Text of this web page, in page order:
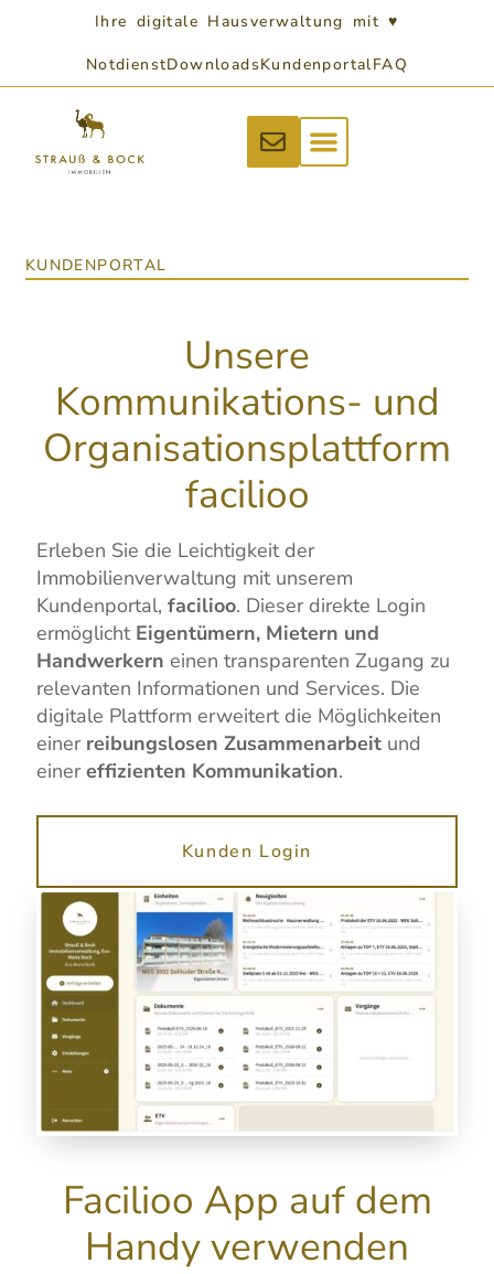
Ihre digitale Hausverwaltung mit ♥
NotdienstDownloadsKundenportalFAQ
KUNDENPORTAL
Unsere
Kommunikations- und
Organisationsplattform
facilioo
Erleben Sie die Leichtigkeit der
Immobilienverwaltung mit unserem
Kundenportal, facilioo. Dieser direkte Login
ermöglicht Eigentümern, Mietern und
Handwerkern einen transparenten Zugang zu
relevanten Informationen und Services. Die
digitale Plattform erweitert die Möglichkeiten
einer reibungslosen Zusammenarbeitund
einereffizienten Kommunikation.
Kunden Login
Facilioo App auf dem
Handy verwenden